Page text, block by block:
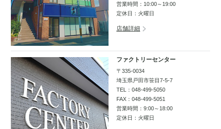
営業時間：10:00～19:00
定休日：火曜日
店舗詳細
ファクトリーセンター
〒335-0034
埼玉県戸田市笹目7-5-7
TEL：048-499-5050
FAX：048-499-5051
営業時間：9:00～18:00
定休日：火曜日